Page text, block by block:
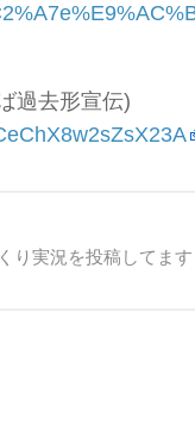
過去形宣伝)
り実況を投稿してま